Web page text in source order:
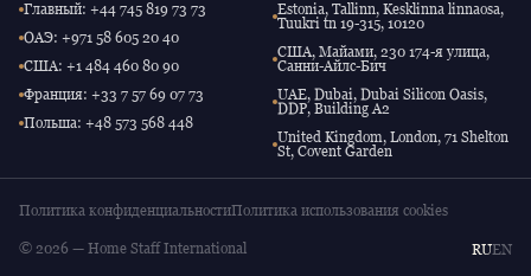
Главный: +44 745 819 73 73
ОАЭ: +971 58 605 20 40
США: +1 484 460 80 90
Франция: +33 7 57 69 07 73
Польша: +48 573 568 448
Estonia, Tallinn, Kesklinna linnaosa,
Tuukri tn 19-315, 10120
США, Майами, 230 174-я улица,
Санни-Айлс-Бич
UAE, Dubai, Dubai Silicon Oasis,
DDP, Building A2
United Kingdom, London, 71 Shelton
St, Covent Garden
Политика конфиденциальностиПолитика использования cookies
© 2026 — Home Staff International RUEN